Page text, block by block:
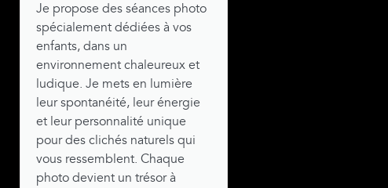
Je propose des séances photo
spécialement dédiées à vos
enfants, dans un
environnement chaleureux et
ludique. Je mets en lumière
leur spontanéité, leur énergie
et leur personnalité unique
pour des clichés naturels qui
vous ressemblent. Chaque
photo devient un trésor à